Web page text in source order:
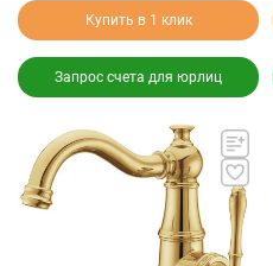
Купить в 1 клик
Запрос счета для юрлиц